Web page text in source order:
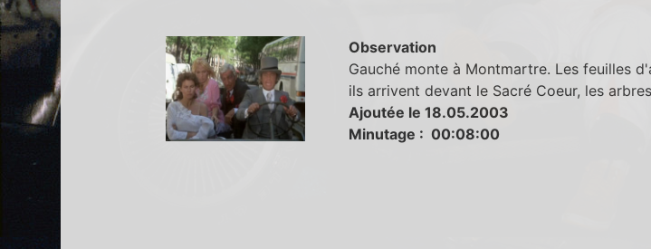
Observation
Gauché monte à Montmartre. Les feuilles
ils arrivent devant le Sacré Coeur, les
Ajoutée le 18.05.2003
Minutage : 00:08:00